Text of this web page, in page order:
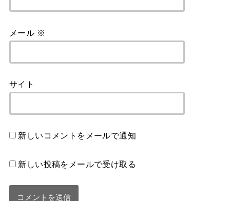
メール ※
サイト
新しいコメントをメールで通知
新しい投稿をメールで受け取る